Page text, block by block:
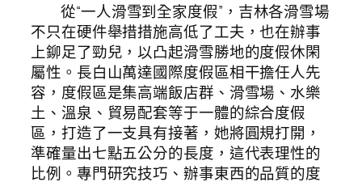
從“一人滑雪到全家度假”，吉林各滑雪場
不只在硬件舉措措施高低了工夫，也在辦事
上鉚足了勁兒，以凸起滑雪勝地的度假休閑
屬性。長白山萬達國際度假區相干擔任人先
容，度假區是集高端飯店群、滑雪場、水樂
土、溫泉、貿易配套等于一體的綜合度假
區，打造了一支具有接著，她將圓規打開，
準確量出七點五公分的長度，這代表理性的
比例。專門研究技巧、辦事東西的品質的度